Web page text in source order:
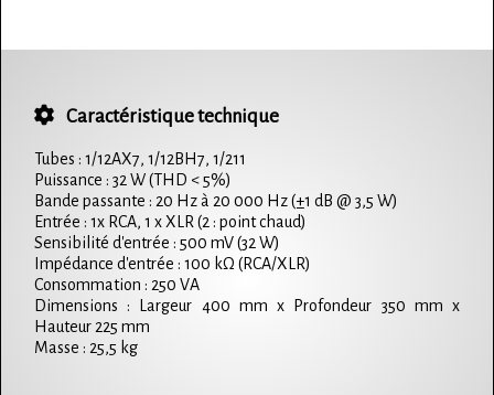
Caractéristique technique
Tubes : 1/12AX7, 1/12BH7, 1/211
Puissance : 32 W (THD < 5%)
Bande passante : 20 Hz à 20 000 Hz (±1 dB @ 3,5 W)
Entrée : 1x RCA, 1 x XLR (2 : point chaud)
Sensibilité d'entrée : 500 mV (32 W)
Impédance d'entrée : 100 kΩ (RCA/XLR)
Consommation : 250 VA
Dimensions : Largeur 400 mm x Profondeur 350 mm x
Hauteur 225 mm
Masse : 25,5 kg